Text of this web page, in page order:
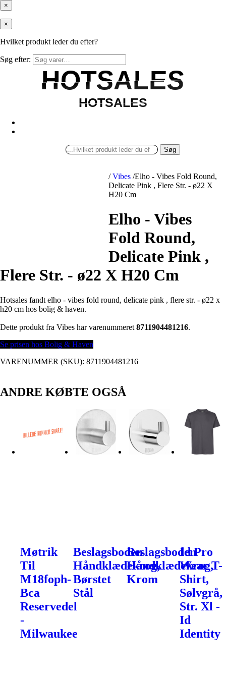
×
×
Hvilket produkt leder du efter?
Søg efter:
HOTSALES
HOTSALES
HOTSALES
HOTSALES
Søg
/ Vibes /Elho - Vibes Fold Round,
Delicate Pink , Flere Str. - ø22 X
H20 Cm
Elho - Vibes
Fold Round,
Delicate Pink ,
Flere Str. - ø22 X H20 Cm
Hotsales fandt elho - vibes fold round, delicate pink , flere str. - ø22 x
h20 cm hos bolig & haven.
Dette produkt fra Vibes har varenummeret 8711904481216.
Se prisen hos Bolig & Haven
VARENUMMER (SKU): 8711904481216
ANDRE KØBTE OGSÅ
Møtrik
Til
M18foph-
Bca
Reservedel
-
Milwaukee
Beslagsboden
Håndklædekrog,
Børstet
Stål
Beslagsboden
Håndklædekrog,
Krom
Id Pro
Wear T-
Shirt,
Sølvgrå,
Str. Xl -
Id
Identity